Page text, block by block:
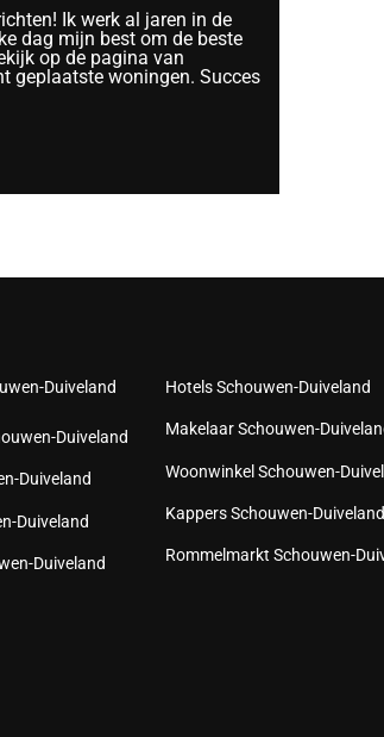
Ik werk al jaren in de
dag mijn best om de beste
op de pagina van
geplaatste woningen. Succes
Duiveland
Duiveland
Duiveland
Duiveland
Duiveland
Hotels Schouwen-Duiveland
Makelaar Schouwen-
Woonwinkel Schouwen-
Kappers Schouwen-Duiveland
Rommelmarkt Schouwen-